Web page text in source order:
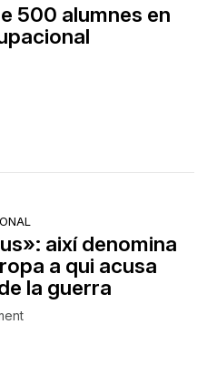
500 alumnes en
així denomina
a qui acusa
la guerra